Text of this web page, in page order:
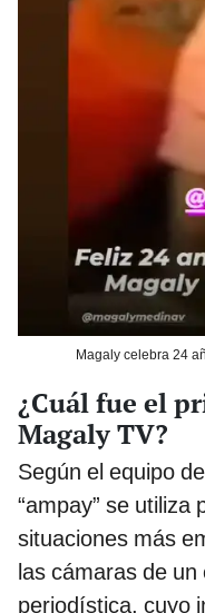
Magaly celebra 24
¿Cuál fue el
Magaly TV?
Según el equipo de
“ampay” se utiliza
situaciones más
las cámaras de
periodística, cuyo